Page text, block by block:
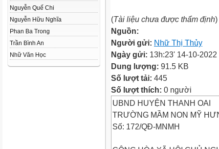
Nguyễn Quế Chi
Nguyễn Hữu Nghĩa
Phan Ba Trong
Trần Bình An
Nhữ Văn Học
(Tài liệu chưa được thẩm định)
Nguồn:
Người gửi: Nhữ Thị Thủy
Ngày gửi: 13h:23' 14-10-2022
Dung lượng: 91.5 KB
Số lượt tải: 445
Số lượt thích: 0 người
UBND HUYỆN THANH OAI
TRƯỜNG MẦM NON MỸ
Số: 172/QĐ-MNMH